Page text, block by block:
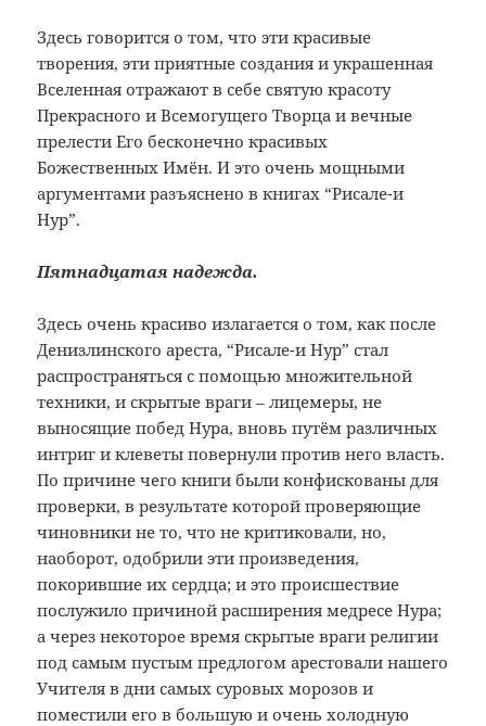
Здесь говорится о том, что эти красивые
творения, эти приятные создания и украшенная
Вселенная отражают в себе святую красоту
Прекрасного и Всемогущего Творца и вечные
прелести Его бесконечно красивых
Божественных Имён. И это очень мощными
аргументами разъяснено в книгах “Рисале-и
Нур”.
Пятнадцатая надежда.
Здесь очень красиво излагается о том, как после
Денизлинского ареста, “Рисале-и Нур” стал
распространяться с помощью множительной
техники, и скрытые враги – лицемеры, не
выносящие побед Нура, вновь путём различных
интриг и клеветы повернули против него власть.
По причине чего книги были конфискованы для
проверки, в результате которой проверяющие
чиновники не то, что не критиковали, но,
наоборот, одобрили эти произведения,
покорившие их сердца; и это происшествие
послужило причиной расширения медресе Нура;
а через некоторое время скрытые враги религии
под самым пустым предлогом арестовали нашего
Учителя в дни самых суровых морозов и
поместили его в большую и очень холодную